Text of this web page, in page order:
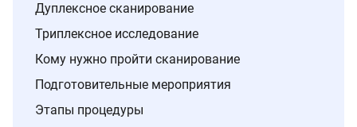
Дуплексное сканирование
Триплексное исследование
Кому нужно пройти сканирование
Подготовительные мероприятия
Этапы процедуры